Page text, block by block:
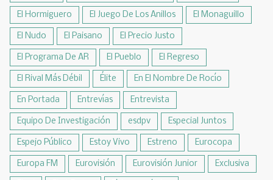
El Hormiguero El Juego De Los Anillos El Monaguillo
El Nudo El Paisano El Precio Justo
El Programa De AR El Pueblo El Regreso
El Rival Más Débil Élite En El Nombre De Rocío
En Portada Entrevías Entrevista
Equipo De Investigación esdpv Especial Juntos
Espejo Público Estoy Vivo Estreno Eurocopa
Europa FM Eurovisión Eurovisión Junior Exclusiva